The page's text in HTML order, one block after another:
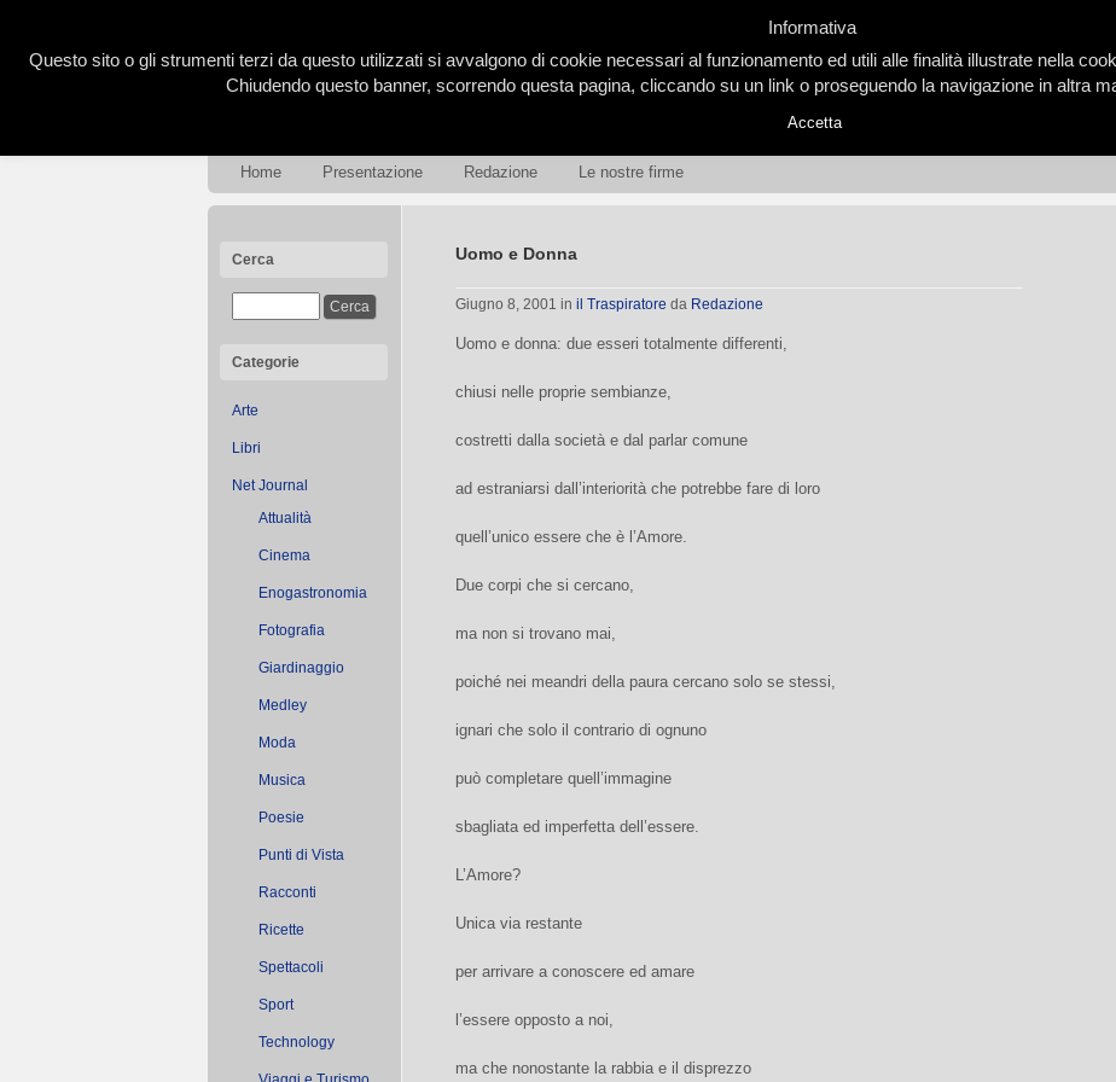
Home Presentazione Redazione Le nostre firme
Cerca
Categorie
Arte
Libri
Net Journal
Attualità
Cinema
Enogastronomia
Fotografia
Giardinaggio
Medley
Moda
Musica
Poesie
Punti di Vista
Racconti
Ricette
Spettacoli
Sport
Technology
Uomo e Donna
Giugno 8, 2001 in il Traspiratore da Redazione
Uomo e donna: due esseri totalmente differenti,
chiusi nelle proprie sembianze,
costretti dalla società e dal parlar comune
ad estraniarsi dall’interiorità che potrebbe fare di loro
quell’unico essere che è l’Amore.
Due corpi che si cercano,
ma non si trovano mai,
poiché nei meandri della paura cercano solo se stessi,
ignari che solo il contrario di ognuno
può completare quell’immagine
sbagliata ed imperfetta dell’essere.
L’Amore?
Unica via restante
per arrivare a conoscere ed amare
l’essere opposto a noi,
ma che nonostante la rabbia e il disprezzo
Informativa
Questo sito o gli strumenti terzi da questo utilizzati si avvalgono di cookie necessari al funzionamento ed utili alle finalità illustrate nella
Chiudendo questo banner, scorrendo questa pagina, cliccando su un link o proseguendo la navigazione in altra
Accetta